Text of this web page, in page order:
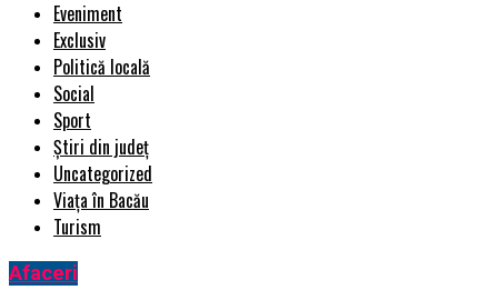
Eveniment
Exclusiv
Politică locală
Social
Sport
Știri din județ
Uncategorized
Viața în Bacău
Turism
Afaceri